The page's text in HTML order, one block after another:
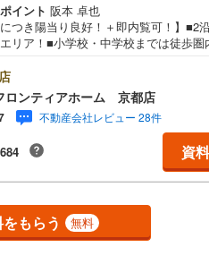
イント 阪本 卓也
につき陽当り良好！＋即内覧可！】■2
リア！■小学校・中学校までは徒歩
されています。・各居室収納あり！
いただけます！・閑静な住宅街！子
！・駐車スペースあり！前面道路は
施設多数あり生活至便！ 立地・長岡
学校まで徒歩約5分 弊社が選ばれる理
ルプランナーが資金計画をサポート
門チームあり！3.たくさんの銀行と繋
審査が可能！4.物件のお引渡し後に
フォームプランナーがご提案！お気軽
ロンティアホーム 京都店
不動産会社レビュー 28件
資
もらう 無料
り
床下
、入居関連など
0）